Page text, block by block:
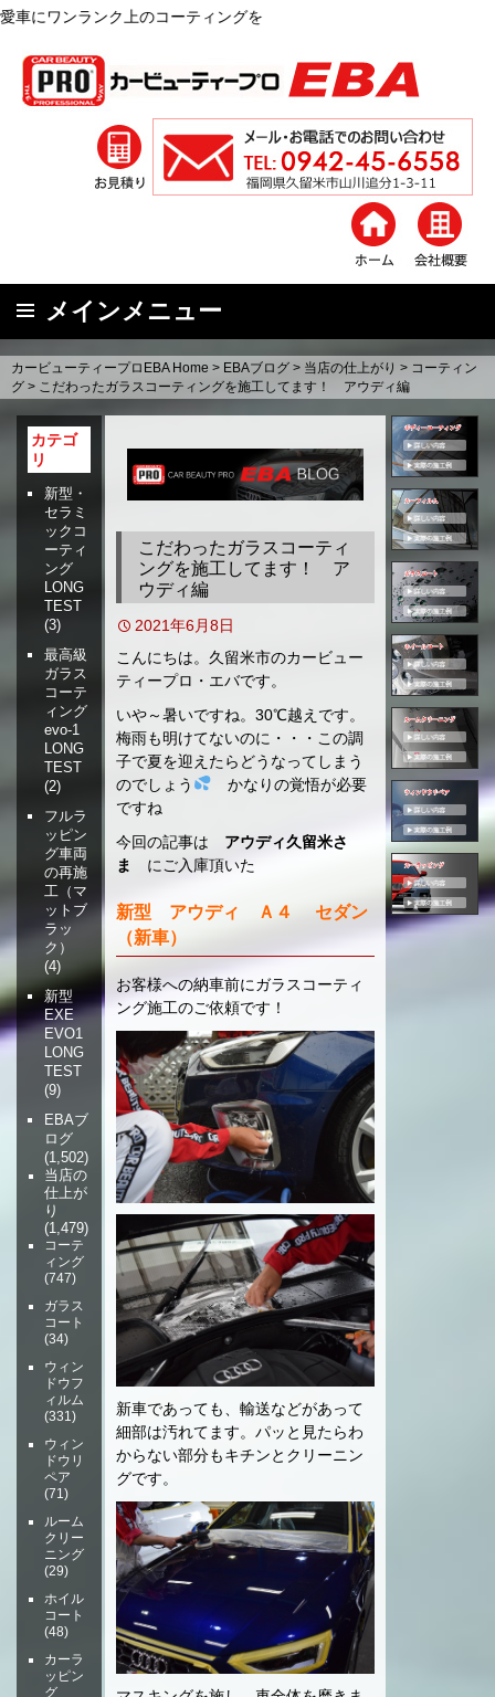
コーティングを
メインメニュー
コ
ン
カービューティープロEBA Home > EBAブログ > 当店の仕上がり > コーティン
グ > こだわったガラスコーティングを施工してます！ アウディ編
こだわったガラスコーティ
ングを施工してます！ ア
ウディ編
2021年6月8日
こんにちは。久留米市のカービュー
ティープロ・エバです。
いや～暑いですね。30℃越えです。
梅雨も明けてないのに・・・この調
子で夏を迎えたらどうなってしまう
のでしょう
かなりの覚悟が必要
ですね
今回の記事は アウディ久留米さ
ま
にご入庫頂いた
新型 アウディ Ａ４ セダン
（新車）
お客様への納車前にガラスコーティ
ング施工のご依頼です！
新車であっても、輸送などがあって
細部は汚れてます。パッと見たらわ
からない部分もキチンとクリーニン
グです。
カテゴ
リ
新型・
セラミ
ックコ
ーティ
ング
LONG
TEST
(3)
最高級
ガラス
コーテ
ィング
evo-1
LONG
TEST
(2)
フルラ
ッピン
グ車両
の再施
工（マ
ットブ
ラッ
ク）
(4)
新型
EXE
EVO1
LONG
TEST
(9)
EBAブ
ログ
(1,502)
当店の
仕上が
り
(1,479)
コーテ
ィング
(747)
ガラス
コート
(34)
ウィン
ドウフ
ィルム
(331)
ウィン
ドウリ
ペア
(71)
ルーム
クリー
ニング
(29)
ホイル
コート
(48)
カーラ
ッピン
グ